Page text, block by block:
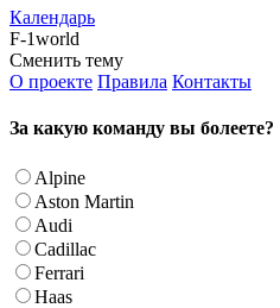
Календарь
F-1world
Сменить тему
О проекте Правила Контакты
За какую команду вы болеете?
Alpine
Aston Martin
Audi
Cadillac
Ferrari
Haas